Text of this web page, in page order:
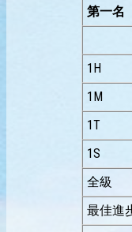
第一名
1H
1M
1T
1S
全級
最佳進